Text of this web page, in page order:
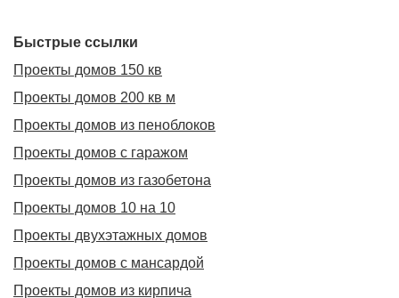
Быстрые ссылки
Проекты домов 150 кв
Проекты домов 200 кв м
Проекты домов из пеноблоков
Проекты домов с гаражом
Проекты домов из газобетона
Проекты домов 10 на 10
Проекты двухэтажных домов
Проекты домов с мансардой
Проекты домов из кирпича